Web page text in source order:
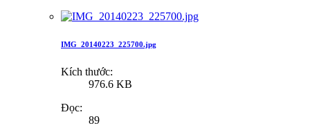
IMG_20140223_225700.jpg
Kích thước:
976.6 KB
Đọc:
89